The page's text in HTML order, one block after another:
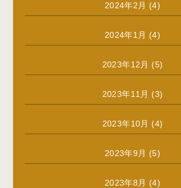
2024年2月 (4)
2024年1月 (4)
2023年12月 (5)
2023年11月 (3)
2023年10月 (4)
2023年9月 (5)
2023年8月 (4)